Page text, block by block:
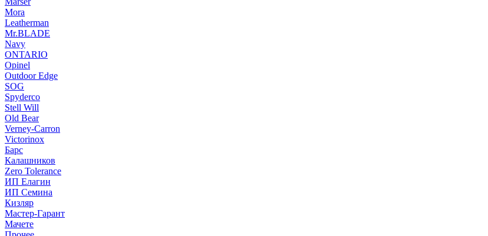
Mora
Leatherman
Mr.BLADE
Navy
ONTARIO
Opinel
Outdoor Edge
SOG
Spyderco
Stell Will
Old Bear
Verney-Carron
Victorinox
Барс
Калашников
Zero Tolerance
ИП Елагин
ИП Семина
Кизляр
Мастер-Гарант
Мачете